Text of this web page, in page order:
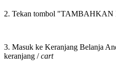
2. Tekan tombol
3. Masuk ke Keranjang Belanja
keranjang /cart